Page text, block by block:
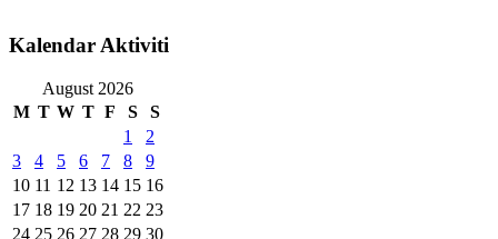
Kalendar Aktiviti
August 2026
M T W T F S
S
1
2
3
4 5 6 7 8
9
10 11 12 13 14 15 16
17 18 19 20 21 22 23
24 25 26 27 28 29 30